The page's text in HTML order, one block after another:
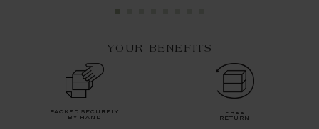
YOUR BENEFITS
packed securely
by hand
free
return